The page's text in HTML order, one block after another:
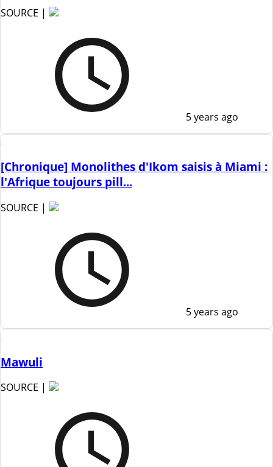
SOURCE |
5 years ago
[Chronique] Monolithes d'Ikom saisis à Miami :
l'Afrique toujours pill...
SOURCE |
5 years ago
Mawuli
SOURCE |